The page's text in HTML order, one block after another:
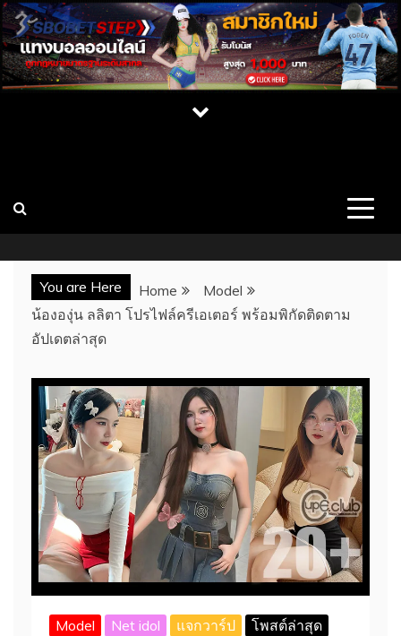
You are Here Home
Model
น้ององุ่น ลลิตา โปรไฟล์ครีเอเตอร์ พร้อมพิกัดติดตาม
อัปเดตล่าสุด
Model Net idol แจกวาร์ป โพสต์ล่าสุด